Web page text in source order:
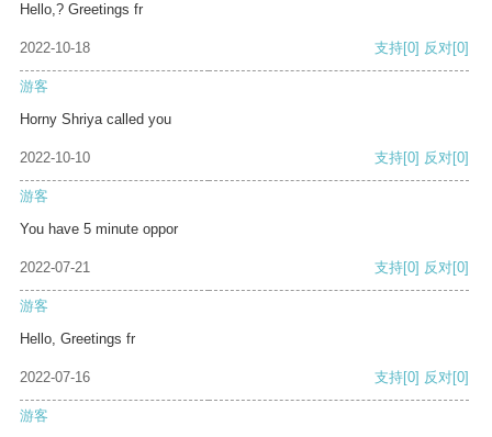
Hello,? Greetings fr
2022-10-18 支持[0] 反对[0]
游客
Horny Shriya called you
2022-10-10 支持[0] 反对[0]
游客
You have 5 minute oppor
2022-07-21 支持[0] 反对[0]
游客
Hello, Greetings fr
2022-07-16 支持[0] 反对[0]
游客